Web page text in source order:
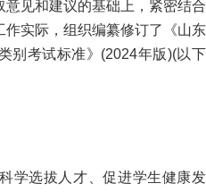
见和建议的基础上，紧密结合
实际，组织编纂修订了《山东
别考试标准》(2024年版)(以下
选拔人才、促进学生健康发